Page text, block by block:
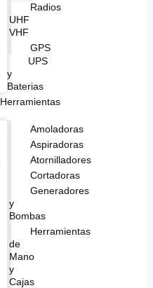
Radios
UHF
VHF
GPS
UPS
y
Baterias
Herramientas
Amoladoras
Aspiradoras
Atornilladores
Cortadoras
Generadores
y
Bombas
Herramientas
de
Mano
y
Cajas